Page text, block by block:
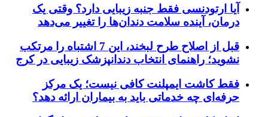
آیا ارتودنسی فقط جنبه زیبایی دارد؟ وقتی یک
درمان، آینده سلامت دندان‌ها را تغییر می‌دهد
قبل از اصلاح طرح لبخند، این 7 اشتباه را مرتکب
نشوید؛ راهنمای انتخاب دندانپزشک زیبایی در کرج
فقط کاشت ایمپلنت کافی نیست؛ یک مرکز
حرفه‌ای چه خدماتی باید به بیماران ارائه دهد؟